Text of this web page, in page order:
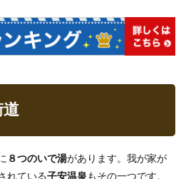
８つのいで湯があります。我が家が
れている子安温泉 もその一つです。